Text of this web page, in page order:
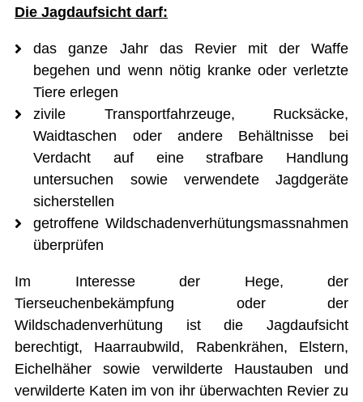
Impressum
Druckansicht
Die Jagdaufsicht darf:
das ganze Jahr das Revier mit der Waffe
begehen und wenn nötig kranke oder verletzte
Tiere erlegen
zivile Transportfahrzeuge, Rucksäcke,
Waidtaschen oder andere Behältnisse bei
Verdacht auf eine strafbare Handlung
untersuchen sowie verwendete Jagdgeräte
sicherstellen
getroffene Wildschadenverhütungsmassnahmen
überprüfen
Im Interesse der Hege, der
Tierseuchenbekämpfung oder der
Wildschadenverhütung ist die Jagdaufsicht
berechtigt, Haarraubwild, Rabenkrähen, Elstern,
Eichelhäher sowie verwilderte Haustauben und
verwilderte Katen im von ihr überwachten Revier zu